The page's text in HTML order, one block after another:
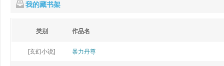
我的藏书架
类别 作品名
[玄幻小说] 暴力丹尊